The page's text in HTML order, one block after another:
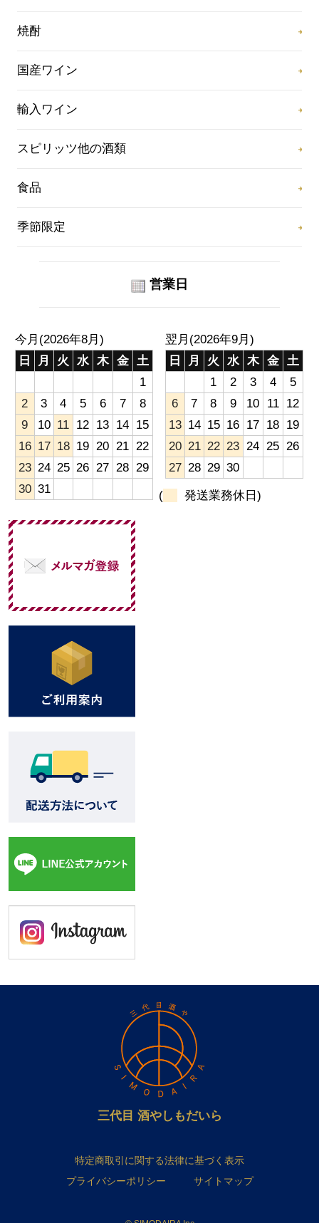
焼酎
国産ワイン
輸入ワイン
スピリッツ他の酒類
食品
季節限定
営業日
今月(2026年8月)
日
月 火 水 木 金 土
1
2
3 4 5 6 7
8
9
10 11 12 13 14 15
16 17 18 19 20 21 22
23 24 25 26 27 28 29
30 31
翌月(2026年9月)
日
月 火 水 木 金
土
1
2 3 4
5
6
7 8 9 10 11
12
13 14 15 16 17 18 19
20 21 22 23 24 25 26
27 28 29 30
( 発送業務休日)
三代目 酒やしもだいら
特定商取引に関する法律に基づく表示
プライバシーポリシー
サイトマップ